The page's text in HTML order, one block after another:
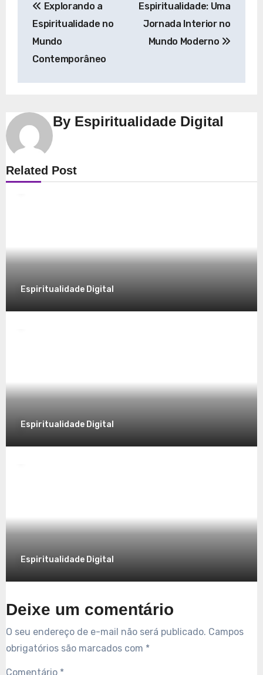
de
Post
Explorando a
Espiritualidade no
Mundo
Contemporâneo
Espiritualidade: Uma
Jornada Interior no
Mundo Moderno
By Espiritualidade Digital
Related Post
Espiritualidade
Explorando a Espiritualidade: Conexão e
Espiritualidade Digital
Espiritualidade Digital
Espiritualidade Digital
Deixe um comentário
O seu endereço de e-mail não será publicado. Campos
obrigatórios são marcados com *
Comentário *